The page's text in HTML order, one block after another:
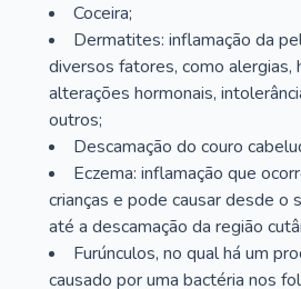
Coceira;
Dermatites: inflamação da
diversos fatores, como alergias,
alterações hormonais,
outros;
Descamação do couro
Eczema: inflamação que
crianças e pode causar desde o
até a descamação da região
Furúnculos, no qual há um
causado por uma bactéria nos